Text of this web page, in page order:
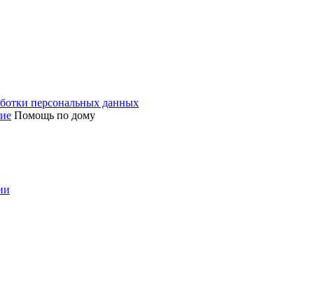
персональных данных
Помощь по дому